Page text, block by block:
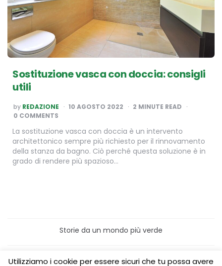
Sostituzione vasca con doccia: consigli
utili
POSTED
BY
by REDAZIONE 10 AGOSTO 2022 2 MINUTE READ
0 COMMENTS
La sostituzione vasca con doccia è un intervento
architettonico sempre più richiesto per il rinnovamento
della stanza da bagno. Ciò perché questa soluzione è in
grado di rendere più spazioso…
Storie da un mondo più verde
Home
Turismo sostenibile
Utilizziamo i cookie per essere sicuri che tu possa avere